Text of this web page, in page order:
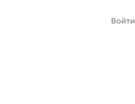
Войти